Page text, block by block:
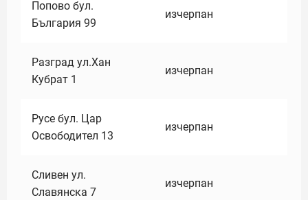
Попово бул.
България 99
изчерпан
Разград ул.Хан
Кубрат 1
изчерпан
Русе бул. Цар
Освободител 13
изчерпан
Сливен ул.
Славянска 7
изчерпан